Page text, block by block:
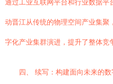
通过工业互联网平台和行业数据平
动晋江从传统的物理空间产业集聚
字化产业集群演进，提升了整体竞
四、 续写：构建面向未来的数